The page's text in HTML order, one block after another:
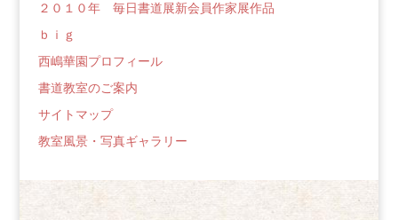
２０１０年 毎日書道展新会員作家展作品
ｂｉｇ
西嶋華園プロフィール
書道教室のご案内
サイトマップ
教室風景・写真ギャラリー